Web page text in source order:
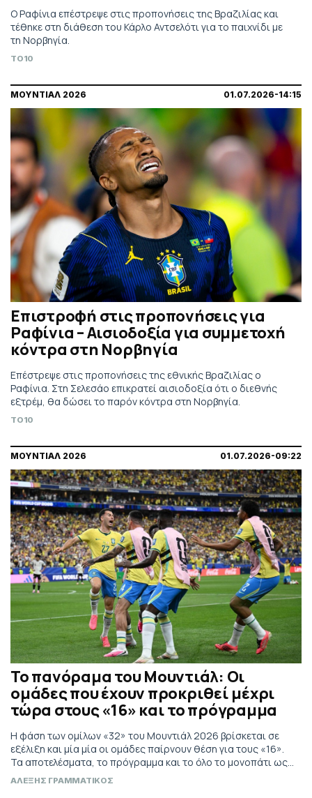
Ο Ραφίνια επέστρεψε στις προπονήσεις της Βραζιλίας και
τέθηκε στη διάθεση του Κάρλο Αντσελότι για το παιχνίδι με
τη Νορβηγία.
TO10
ΜΟΥΝΤΙΑΛ 2026 01.07.2026-14:15
Επιστροφή στις προπονήσεις για
Ραφίνια – Αισιοδοξία για συμμετοχή
κόντρα στη Νορβηγία
Επέστρεψε στις προπονήσεις της εθνικής Βραζιλίας ο
Ραφίνια. Στη Σελεσάο επικρατεί αισιοδοξία ότι ο διεθνής
εξτρέμ, θα δώσει το παρόν κόντρα στη Νορβηγία.
TO10
ΜΟΥΝΤΙΑΛ 2026 01.07.2026-09:22
Το πανόραμα του Μουντιάλ: Οι
ομάδες που έχουν προκριθεί μέχρι
τώρα στους «16» και το πρόγραμμα
Η φάση των ομίλων «32» του Μουντιάλ 2026 βρίσκεται σε
εξέλιξη και μία μία οι ομάδες παίρνουν θέση για τους «16».
Τα αποτελέσματα, το πρόγραμμα και το όλο το μονοπάτι ως
τον τελικό
ΑΛΕΞΗΣ ΓΡΑΜΜΑΤΙΚΟΣ